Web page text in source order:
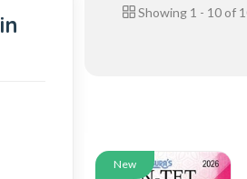
Showing 1 - 10of
New